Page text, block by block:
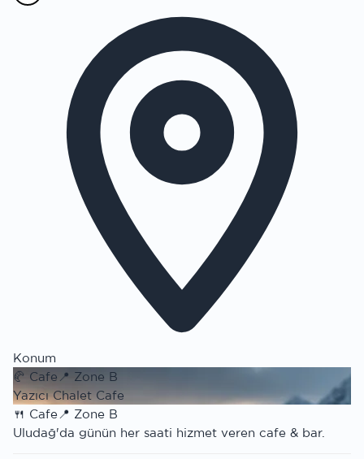
Konum
🥐 Cafe 📍 Zone B
Yazıcı Chalet Cafe
🍴 Cafe📍 Zone B
Uludağ'da günün her saati hizmet veren cafe & bar.